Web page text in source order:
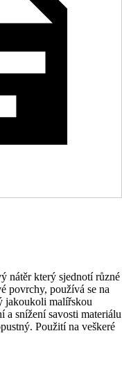
nátěr který sjednotí různé
povrchy, používá se na
jakoukoli malířskou
a snížení savosti materiálu
Použití na veškeré